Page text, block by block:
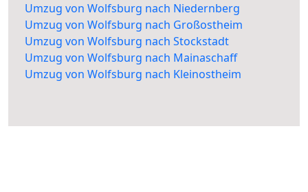
Umzug von Wolfsburg nach Niedernberg
Umzug von Wolfsburg nach Großostheim
Umzug von Wolfsburg nach Stockstadt
Umzug von Wolfsburg nach Mainaschaff
Umzug von Wolfsburg nach Kleinostheim